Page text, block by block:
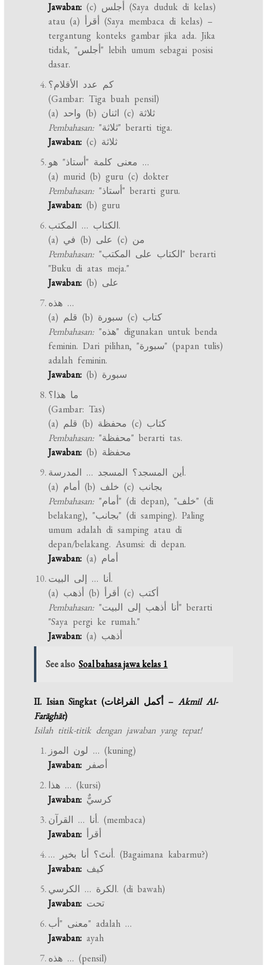
Jawaban: (c) أجلس (Saya duduk di kelas)
atau (a) أقرأ (Saya membaca di kelas) –
tergantung konteks gambar jika ada. Jika
tidak, "أجلس" lebih umum sebagai posisi
dasar.
كم عدد الأقلام؟
(Gambar: Tiga buah pensil)
(a) واحد (b) اثنان (c) ثلاثة
Pembahasan:
"ثلاثة" berarti tiga.
Jawaban:
(c) ثلاثة
معنى كلمة "أستاذ" هو …
(a) murid (b) guru (c) dokter
Pembahasan:
"أستاذ" berarti guru.
Jawaban: (b) guru
الكتاب … المكتب.
(a) في (b) على (c) من
Pembahasan: "الكتاب على المكتب" berarti
"Buku di atas meja."
Jawaban:
(b) على
هذه …
(a) قلم (b) سبورة (c) كتاب
Pembahasan: "هذه" digunakan untuk benda
feminin. Dari pilihan, "سبورة" (papan tulis)
adalah feminin.
Jawaban:
(b) سبورة
ما هذا؟
(Gambar: Tas)
(a) قلم (b) محفظة (c) كتاب
Pembahasan:
"محفظة" berarti tas.
Jawaban:
(b) محفظة
أين المسجد؟ المسجد … المدرسة.
(a) أمام (b) خلف (c) بجانب
Pembahasan: "أمام" (di depan), "خلف" (di
belakang), "بجانب" (di samping). Paling
umum adalah di samping atau di
depan/belakang. Asumsi: di depan.
Jawaban:
(a) أمام
أنا … إلى البيت.
(a) أذهب (b) أقرأ (c) أكتب
Pembahasan: "أنا أذهب إلى البيت" berarti
"Saya pergi ke rumah."
Jawaban:
(a) أذهب
See also Soal bahasa jawa kelas 1
II. Isian Singkat (أكمل الفراغات –Akmil Al-
Farāghāt)
Isilah titik-titik dengan jawaban yang tepat!
لون الموز … (kuning)
Jawaban:
أصفر
هذا … (kursi)
Jawaban: كرسيٌّ
أنا … القرآن. (membaca)
Jawaban: أقرأ
… أنتَ؟ أنا بخير. (Bagaimana kabarmu?)
Jawaban: كيف
الكرة … الكرسي. (di bawah)
Jawaban: تحت
معنى "أب" adalah …
Jawaban: ayah
هذه … (pensil)